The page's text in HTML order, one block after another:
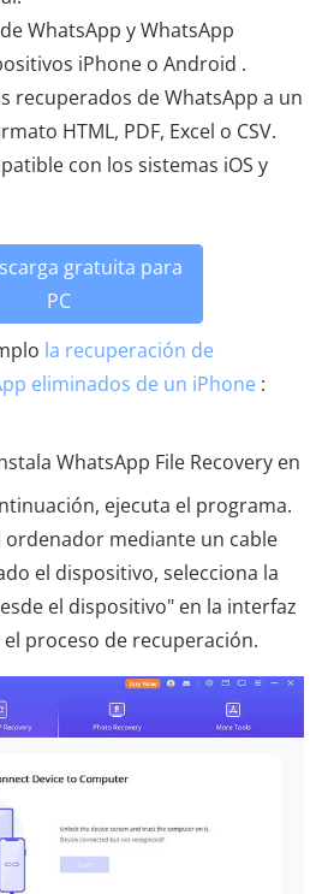
WhatsApp y WhatsApp
iPhone o Android .
recuperados de WhatsApp a un
HTML, PDF, Excel o CSV.
con los sistemas iOS y
gratuita para
PC
la recuperación de
eliminados de un iPhone :
WhatsApp File Recovery en
ejecuta el programa.
ordenador mediante un cable
el dispositivo, selecciona la
el dispositivo" en la interfaz
proceso de recuperación.